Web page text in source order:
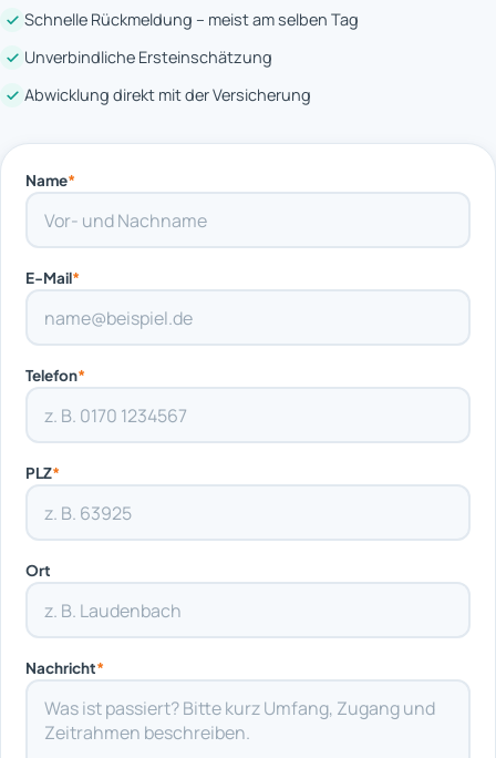
Schnelle Rückmeldung – meist am selben Tag
Unverbindliche Ersteinschätzung
Abwicklung direkt mit der Versicherung
Name*
E-Mail*
Telefon*
PLZ*
Ort
Nachricht*